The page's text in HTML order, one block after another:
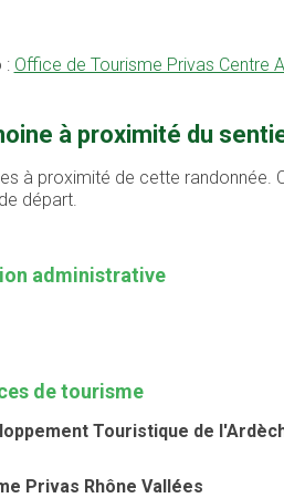
: Office de Tourisme Privas Centre
à proximité du
à proximité de cette
départ.
administrative
de tourisme
Touristique de
Privas Rhône Vallées